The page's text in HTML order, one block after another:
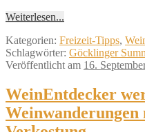
Weiterlesen...
Kategorien: Freizeit-Tipps,
Schlagwörter: Göcklinger
Veröffentlicht am 16.
WeinEntdecker